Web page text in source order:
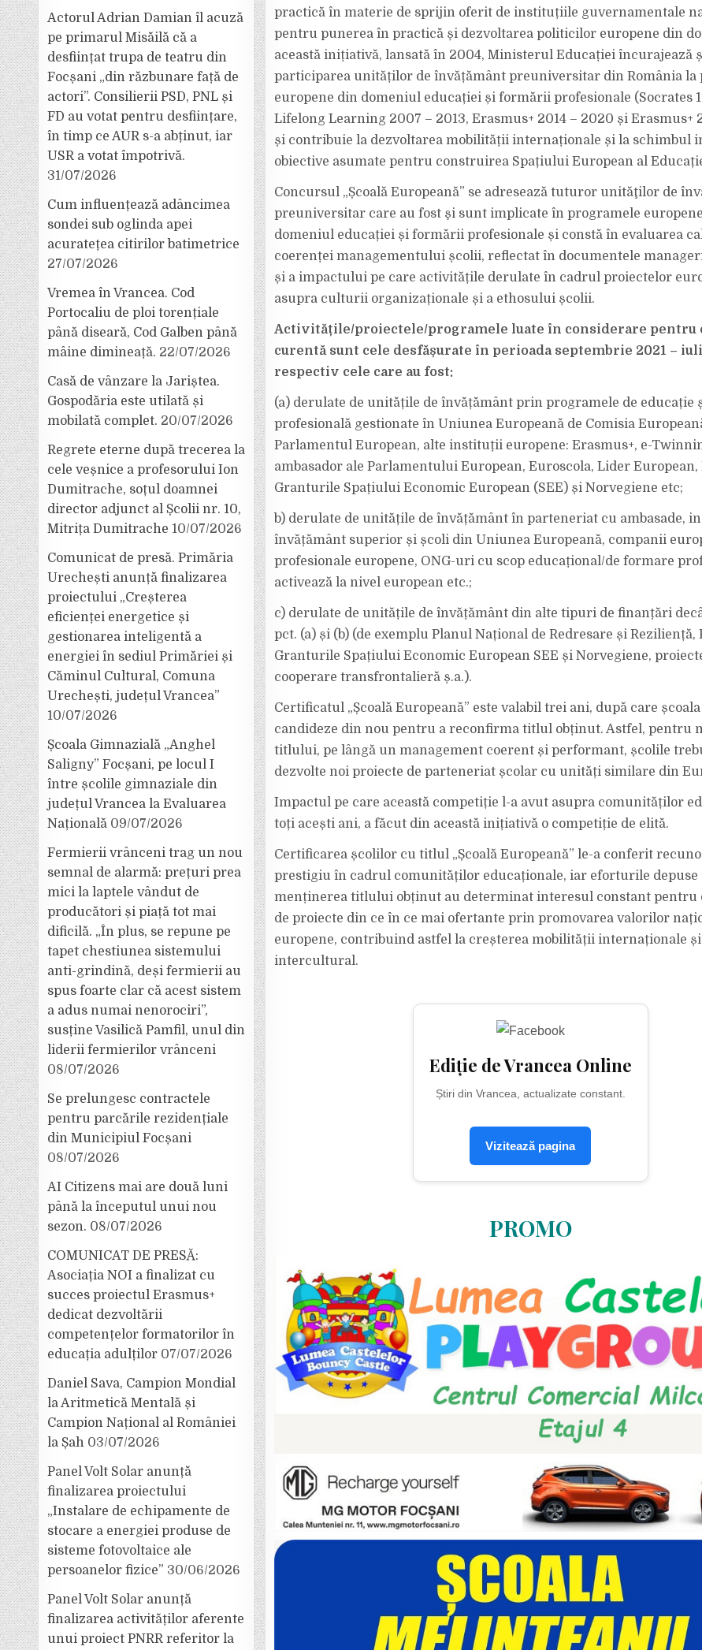
practică în materie de sprijin oferit de instituțiile guvernamentale
pentru punerea în practică și dezvoltarea politicilor europene din
această inițiativă, lansată în 2004, Ministerul Educației încurajează
participarea unităților de învățământ preuniversitar din România la
europene din domeniul educației și formării profesionale (Socrates
Lifelong Learning 2007 – 2013, Erasmus+ 2014 – 2020 și Erasmus+
și contribuie la dezvoltarea mobilității internaționale și la schimbul
obiective asumate pentru construirea Spațiului European al
Concursul „Școală Europeană” se adresează tuturor unităţilor de
preuniversitar care au fost şi sunt implicate în programele
domeniul educației și formării profesionale și constă în evaluarea
coerenței managementului școlii, reflectat în documentele
și a impactului pe care activitățile derulate în cadrul proiectelor
asupra culturii organizaționale și a ethosului școlii.
Activitățile/proiectele/programele luate în considerare pentru
curentă sunt cele desfășurate în perioada septembrie 2021 –
respectiv cele care au fost:
(a) derulate de unitățile de învățământ prin programele de educație
profesională gestionate în Uniunea Europeană de Comisia
Parlamentul European, alte instituții europene: Erasmus+, e-
ambasador ale Parlamentului European, Euroscola, Lider European,
Granturile Spațiului Economic European (SEE) și Norvegiene etc;
b) derulate de unitățile de învățământ în parteneriat cu ambasade,
învățământ superior și școli din Uniunea Europeană, companii
profesionale europene, ONG-uri cu scop educațional/de formare
activează la nivel european etc.;
c) derulate de unitățile de învățământ din alte tipuri de finanțări
pct. (a) și (b) (de exemplu Planul Național de Redresare și Reziliență,
Granturile Spațiului Economic European SEE și Norvegiene,
cooperare transfrontalieră ș.a.).
Certificatul „Școală Europeană” este valabil trei ani, după care
candideze din nou pentru a reconfirma titlul obținut. Astfel, pentru
titlului, pe lângă un management coerent și performant, școlile
dezvolte noi proiecte de parteneriat școlar cu unități similare din
Impactul pe care această competiție l-a avut asupra comunităților
toți acești ani, a făcut din această inițiativă o competiție de elită.
Certificarea școlilor cu titlul „Școală Europeană” le-a conferit
prestigiu în cadrul comunităților educaționale, iar eforturile
menținerea titlului obținut au determinat interesul constant pentru
de proiecte din ce în ce mai ofertante prin promovarea valorilor
europene, contribuind astfel la creșterea mobilității internaționale
intercultural.
Ediție de Vrancea Online
Știri din Vrancea, actualizate constant.
Vizitează pagina
PROMO
Actorul Adrian Damian îl acuză
pe primarul Misăilă că a
desființat trupa de teatru din
Focșani „din răzbunare față de
actori”. Consilierii PSD, PNL și
FD au votat pentru desființare,
în timp ce AUR s-a abținut, iar
USR a votat împotrivă.
31/07/2026
Cum influențează adâncimea
sondei sub oglinda apei
acuratețea citirilor batimetrice
27/07/2026
Vremea în Vrancea. Cod
Portocaliu de ploi torențiale
până diseară, Cod Galben până
mâine dimineață. 22/07/2026
Casă de vânzare la Jariștea.
Gospodăria este utilată și
mobilată complet. 20/07/2026
Regrete eterne după trecerea la
cele veșnice a profesorului Ion
Dumitrache, soțul doamnei
director adjunct al Școlii nr. 10,
Mitrița Dumitrache 10/07/2026
Comunicat de presă. Primăria
Urechești anunță finalizarea
proiectului „Creșterea
eficienței energetice și
gestionarea inteligentă a
energiei în sediul Primăriei și
Căminul Cultural, Comuna
Urechești, județul Vrancea”
10/07/2026
Școala Gimnazială „Anghel
Saligny” Focșani, pe locul I
între școlile gimnaziale din
județul Vrancea la Evaluarea
Națională 09/07/2026
Fermierii vrânceni trag un nou
semnal de alarmă: prețuri prea
mici la laptele vândut de
producători și piață tot mai
dificilă. „În plus, se repune pe
tapet chestiunea sistemului
anti-grindină, deși fermierii au
spus foarte clar că acest sistem
a adus numai nenorociri”,
susține Vasilică Pamfil, unul din
liderii fermierilor vrânceni
08/07/2026
Se prelungesc contractele
pentru parcările rezidențiale
din Municipiul Focșani
08/07/2026
AI Citizens mai are două luni
până la începutul unui nou
sezon. 08/07/2026
COMUNICAT DE PRESĂ:
Asociația NOI a finalizat cu
succes proiectul Erasmus+
dedicat dezvoltării
competențelor formatorilor în
educația adulților 07/07/2026
Daniel Sava, Campion Mondial
la Aritmetică Mentală și
Campion Național al României
la Șah 03/07/2026
Panel Volt Solar anunță
finalizarea proiectului
„Instalare de echipamente de
stocare a energiei produse de
sisteme fotovoltaice ale
persoanelor fizice” 30/06/2026
Panel Volt Solar anunță
finalizarea activităților aferente
unui proiect PNRR referitor la